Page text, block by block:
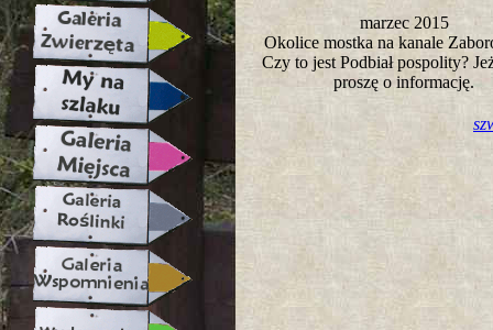
marzec 2015
Okolice mostka na kanale
Czy to jest Podbiał pospolity?
proszę o informację.